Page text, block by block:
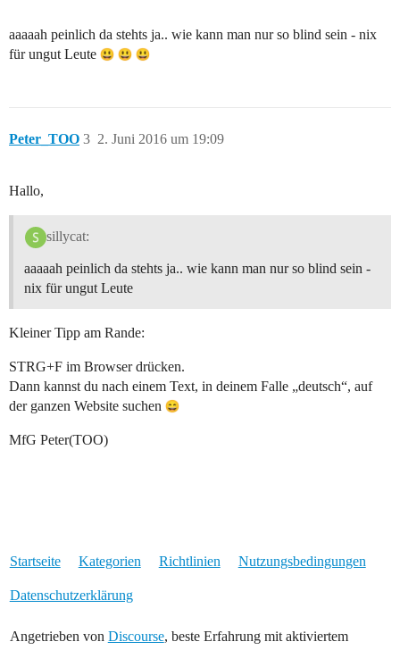
aaaaah peinlich da stehts ja.. wie kann man nur so blind sein - nix
für ungut Leute
Peter_TOO 2. Juni 2016 um 19:09
3
Hallo,
sillycat:
aaaaah peinlich da stehts ja.. wie kann man nur so blind sein -
nix für ungut Leute
Kleiner Tipp am Rande:
STRG+F im Browser drücken.
Dann kannst du nach einem Text, in deinem Falle „deutsch“, auf
der ganzen Website suchen
MfG Peter(TOO)
Startseite Kategorien Richtlinien Nutzungsbedingungen
Datenschutzerklärung
Angetrieben von Discourse, beste Erfahrung mit aktiviertem